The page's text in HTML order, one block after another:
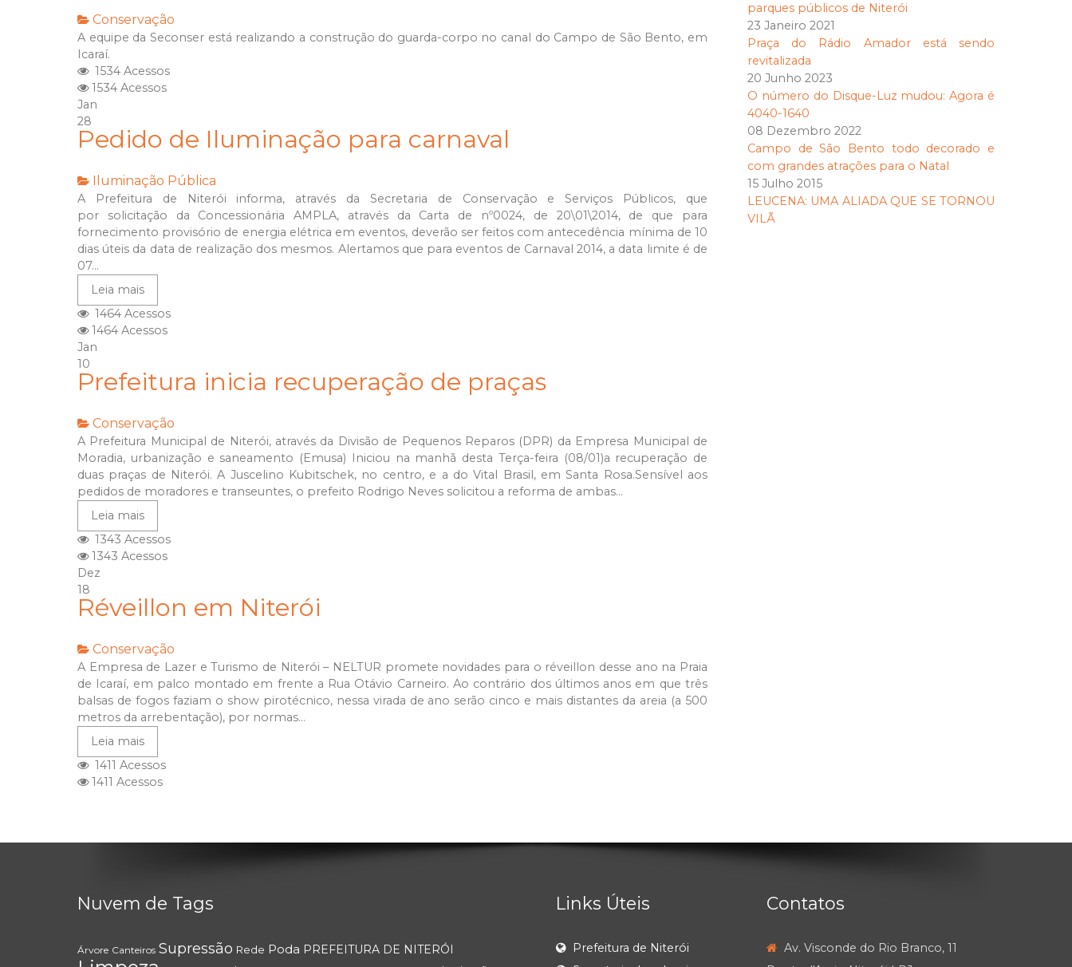
Conservação
A equipe da Seconser está realizando a construção do guarda-corpo no canal do Campo de São Bento, em
Icaraí.
1534 Acessos
1534 Acessos
Jan
28
Pedido de Iluminação para carnaval
Iluminação Pública
A Prefeitura de Niterói informa, através da Secretaria de Conservação e Serviços Públicos, que
por solicitação da Concessionária AMPLA, através da Carta de nº0024, de 20\01\2014, de que para
fornecimento provisório de energia elétrica em eventos, deverão ser feitos com antecedência mínima de 10
dias úteis da data de realização dos mesmos. Alertamos que para eventos de Carnaval 2014, a data limite é de
07...
Leia mais
1464 Acessos
1464 Acessos
Jan
10
Prefeitura inicia recuperação de praças
Conservação
A Prefeitura Municipal de Niterói, através da Divisão de Pequenos Reparos (DPR) da Empresa Municipal de
Moradia, urbanização e saneamento (Emusa) Iniciou na manhã desta Terça-feira (08/01)a recuperação de
duas praças de Niterói. A Juscelino Kubitschek, no centro, e a do Vital Brasil, em Santa Rosa.Sensível aos
pedidos de moradores e transeuntes, o prefeito Rodrigo Neves solicitou a reforma de ambas...
Leia mais
1343 Acessos
1343 Acessos
Dez
18
Réveillon em Niterói
Conservação
A Empresa de Lazer e Turismo de Niterói – NELTUR promete novidades para o réveillon desse ano na Praia
de Icaraí, em palco montado em frente a Rua Otávio Carneiro. Ao contrário dos últimos anos em que três
balsas de fogos faziam o show pirotécnico, nessa virada de ano serão cinco e mais distantes da areia (a 500
metros da arrebentação), por normas...
Leia mais
1411 Acessos
1411 Acessos
parques públicos de Niterói
23 Janeiro 2021
Praça do Rádio Amador está sendo
revitalizada
20 Junho 2023
O número do Disque-Luz mudou: Agora é
4040-1640
08 Dezembro 2022
Campo de São Bento todo decorado e
com grandes atrações para o Natal
15 Julho 2015
LEUCENA: UMA ALIADA QUE SE TORNOU
VILÃ
Nuvem de Tags
Árvore Canteiros Supressão Rede Poda PREFEITURA DE NITERÓI
Links Úteis
Prefeitura de Niterói
Contatos
Av. Visconde do Rio Branco, 11